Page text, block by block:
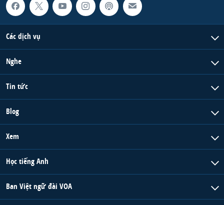
Các dịch vụ
Nghe
Tin tức
Blog
Xem
Học tiếng Anh
Ban Việt ngữ đài VOA